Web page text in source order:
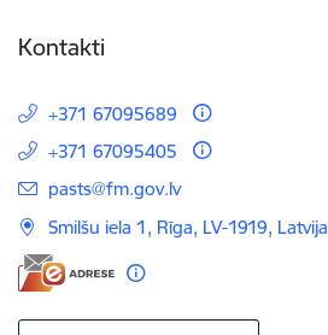
Kontakti
+371 67095689
+371 67095405
E-pasts:
pasts@fm.gov.lv
Smilšu iela 1, Rīga, LV-1919, Latvija